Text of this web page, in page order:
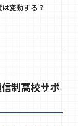
変動する？
制高校サポ